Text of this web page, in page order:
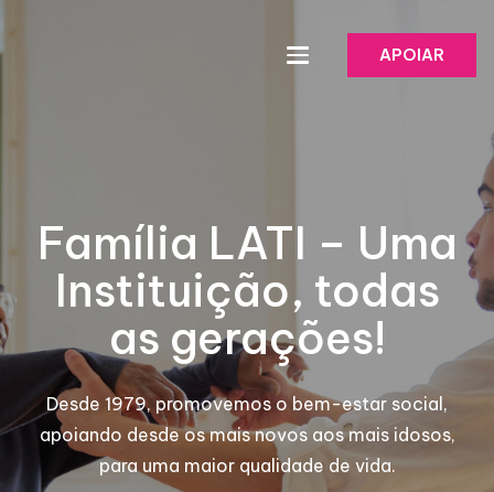
APOIAR
Família LATI – Uma
Instituição, todas
as gerações!
Desde 1979, promovemos o bem-estar social,
apoiando desde os mais novos aos mais idosos,
para uma maior qualidade de vida.